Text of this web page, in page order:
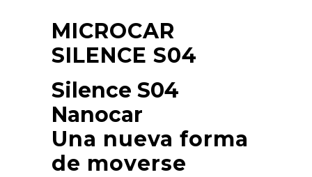
MICROCAR
SILENCE S04
Silence S04
Nanocar
Una nueva forma
de moverse